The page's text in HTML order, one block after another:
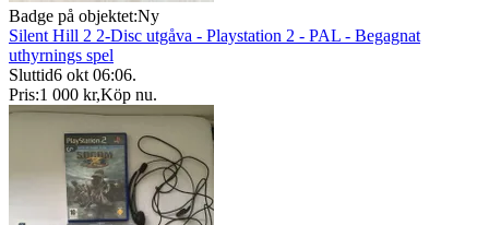
Badge på objektet:Ny
Silent Hill 2 2-Disc utgåva - Playstation 2 - PAL - Begagnat
uthyrnings spel
Sluttid6 okt 06:06.
Pris:1 000 kr,Köp nu.